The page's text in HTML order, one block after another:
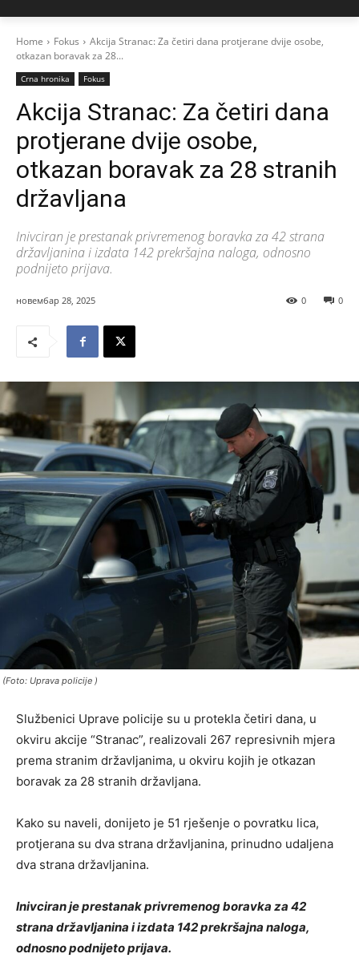
Home Fokus
Akcija Stranac: Za četiri dana protjerane dvije osobe,
otkazan boravak za 28...
Crna hronika Fokus
Akcija Stranac: Za četiri dana
protjerane dvije osobe,
otkazan boravak za 28 stranih
državljana
Inivciran je prestanak privremenog boravka za 42 strana
državljanina i izdata 142 prekršajna naloga, odnosno
podnijeto prijava.
новембар 28, 2025 0
0
(Foto: Uprava policije )
Službenici Uprave policije su u protekla četiri dana, u
okviru akcije “Stranac”, realizovali 267 represivnih mjera
prema stranim državljanima, u okviru kojih je otkazan
boravak za 28 stranih državljana.
Kako su naveli, donijeto je 51 rješenje o povratku lica,
protjerana su dva strana državljanina, prinudno udaljena
dva strana državljanina.
Inivciran je prestanak privremenog boravka za 42
strana državljanina i izdata 142 prekršajna naloga,
odnosno podnijeto prijava.